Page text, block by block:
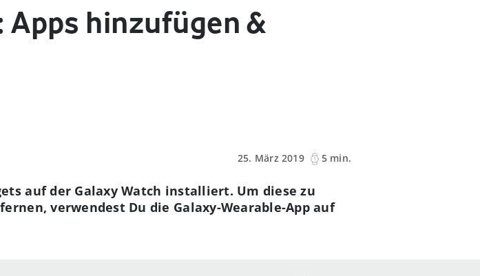
Apps hinzufügen &
25. März 2019
5 min.
auf der Galaxy Watch installiert. Um diese zu
verwendest Du die Galaxy-Wearable-App auf